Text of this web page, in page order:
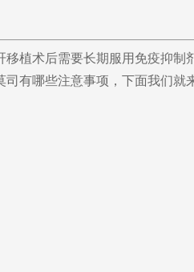
移植术后需要长期服用免疫抑
司有哪些注意事项，下面我们就